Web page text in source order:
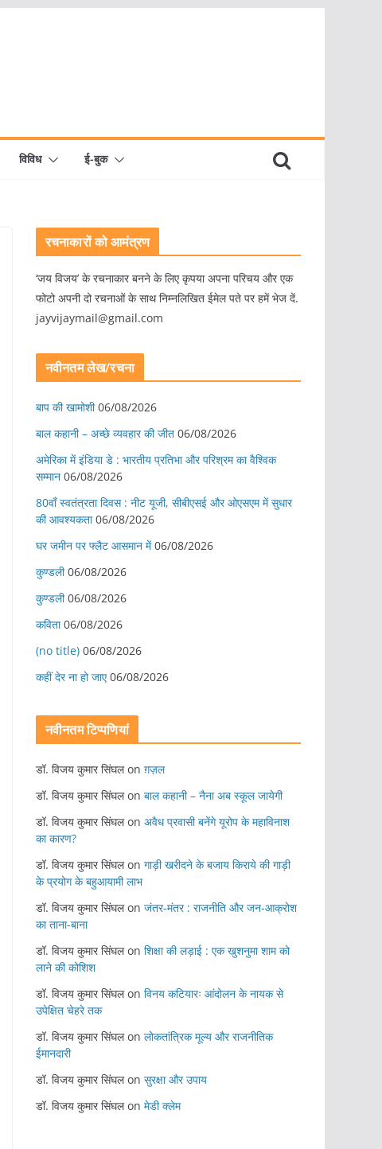
विविध ई-बुक
रचनाकारों को आमंत्रण
‘जय विजय’ के रचनाकार बनने के लिए कृपया अपना परिचय और एक
फोटो अपनी दो रचनाओं के साथ निम्नलिखित ईमेल पते पर हमें भेज दें.
jayvijaymail@gmail.com
नवीनतम लेख/रचना
बाप की खामोशी 06/08/2026
बाल कहानी – अच्छे व्यवहार की जीत 06/08/2026
अमेरिका में इंडिया डे : भारतीय प्रतिभा और परिश्रम का वैश्विक
सम्मान 06/08/2026
80वाँ स्वतंत्रता दिवस : नीट यूजी, सीबीएसई और ओएसएम में सुधार
की आवश्यकता 06/08/2026
घर जमीन पर फ्लैट आसमान में 06/08/2026
कुण्डली 06/08/2026
कुण्डली 06/08/2026
कविता 06/08/2026
(no title) 06/08/2026
कहीं देर ना हो जाए 06/08/2026
नवीनतम टिप्पणियां
डॉ. विजय कुमार सिंघलon ग़ज़ल
डॉ. विजय कुमार सिंघलon बाल कहानी – नैना अब स्कूल जायेगी
डॉ. विजय कुमार सिंघलon अवैध प्रवासी बनेंगे यूरोप के महाविनाश
का कारण?
डॉ. विजय कुमार सिंघलon गाड़ी खरीदने के बजाय किराये की गाड़ी
के प्रयोग के बहुआयामी लाभ
डॉ. विजय कुमार सिंघलon जंतर-मंतर : राजनीति और जन-आक्रोश
का ताना-बाना
डॉ. विजय कुमार सिंघलon शिक्षा की लड़ाई : एक खुशनुमा शाम को
लाने की कोशिश
डॉ. विजय कुमार सिंघलon विनय कटियारः आंदोलन के नायक से
उपेक्षित चेहरे तक
डॉ. विजय कुमार सिंघलon लोकतांत्रिक मूल्य और राजनीतिक
ईमानदारी
डॉ. विजय कुमार सिंघलon सुरक्षा और उपाय
डॉ. विजय कुमार सिंघलon मेडी क्लेम